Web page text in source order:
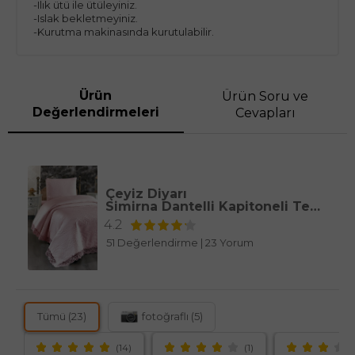
-Ilık ütü ile ütüleyiniz.
-Islak bekletmeyiniz.
-Kurutma makinasında kurutulabilir.
Ürün
Değerlendirmeleri
Ürün Soru ve
Cevapları
Çeyiz Diyarı
Simirna Dantelli Kapitoneli Tek Kişilik Yatak Örtüsü Pudra
4.2
51 Değerlendirme | 23 Yorum
Tümü (23) fotoğraflı (5)
(14) (1)